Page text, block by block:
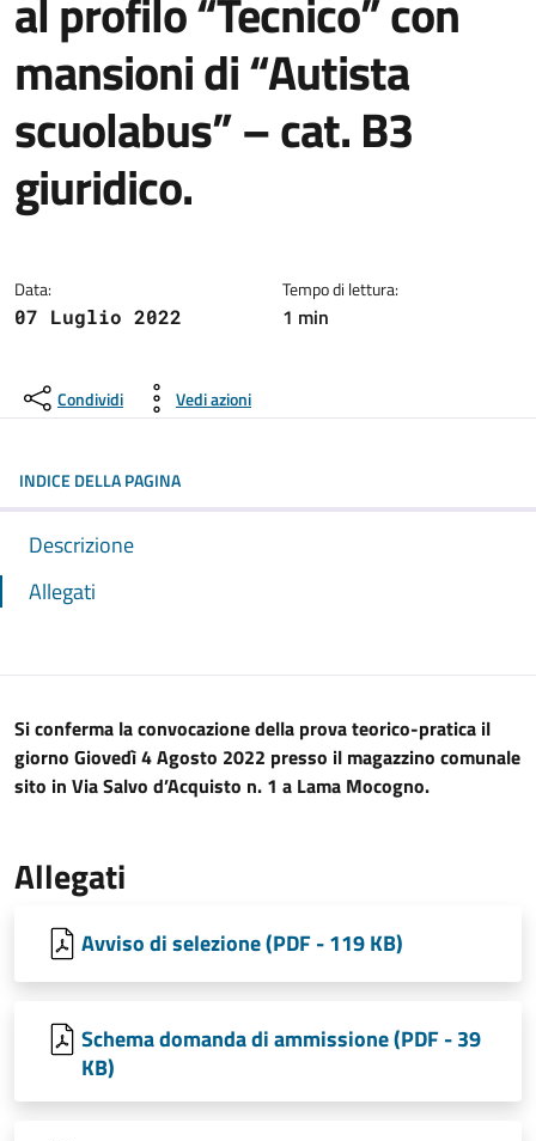
al profilo “Tecnico” con
mansioni di “Autista
scuolabus” – cat. B3
giuridico.
Data:
07 Luglio 2022
Tempo di lettura:
1 min
Condividi Vedi azioni
INDICE DELLA PAGINA
Descrizione
Allegati
Si conferma la convocazione della prova teorico-pratica il
giorno Giovedì 4 Agosto 2022 presso il magazzino comunale
sito in Via Salvo d’Acquisto n. 1 a Lama Mocogno.
Allegati
Avviso di selezione (PDF - 119 KB)
Schema domanda di ammissione (PDF - 39
KB)